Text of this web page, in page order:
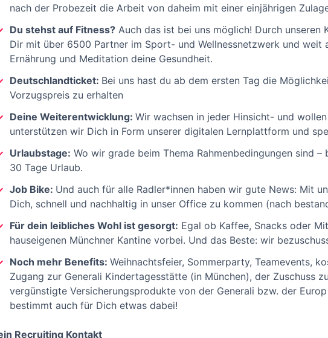
nach der Probezeit die Arbeit von daheim mit einer einjährigen
Du stehst auf Fitness? Auch das ist bei uns möglich! Durch unseren
Dir mit über 6500 Partner im Sport- und Wellnessnetzwerk und weit
Ernährung und Meditation deine Gesundheit.
Deutschlandticket: Bei uns hast du ab dem ersten Tag die
Vorzugspreis zu erhalten
Deine Weiterentwicklung: Wir wachsen in jeder Hinsicht- und
unterstützen wir Dich in Form unserer digitalen Lernplattform und
Urlaubstage: Wo wir grade beim Thema Rahmenbedingungen sind
30 Tage Urlaub.
Job Bike: Und auch für alle Radler*innen haben wir gute News: Mit
Dich, schnell und nachhaltig in unser Office zu kommen (nach
Für dein leibliches Wohl ist gesorgt: Egal ob Kaffee, Snacks oder
hauseigenen Münchner Kantine vorbei. Und das Beste: wir
Noch mehr Benefits: Weihnachtsfeier, Sommerparty, Teamevents,
Zugang zur Generali Kindertagesstätte (in München), der Zuschuss
vergünstigte Versicherungsprodukte von der Generali bzw. der
bestimmt auch für Dich etwas dabei!
Recruiting Kontakt